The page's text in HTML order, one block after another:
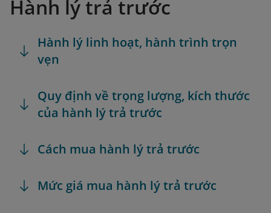
Hành lý trả trước
Hành lý linh hoạt, hành trình trọn
vẹn
Quy định về trọng lượng, kích thước
của hành lý trả trước
Cách mua hành lý trả trước
Mức giá mua hành lý trả trước